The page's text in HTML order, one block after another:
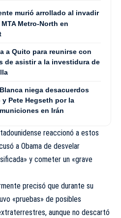
murió arrollado al invadir
Metro-North en
a Quito para reunirse con
de asistir a la investidura de
niega desacuerdos
y Pete Hegseth por la
en Irán
reaccionó a estos
a Obama de desvelar
y cometer un «grave
precisó que durante su
«pruebas» de posibles
aunque no descartó